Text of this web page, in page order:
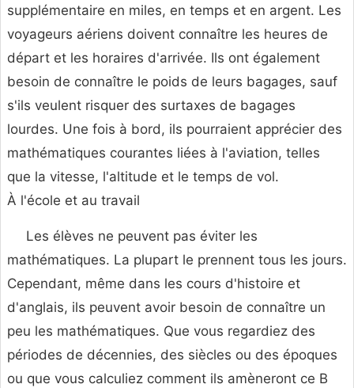
supplémentaire en miles, en temps et en argent. Les
voyageurs aériens doivent connaître les heures de
départ et les horaires d'arrivée. Ils ont également
besoin de connaître le poids de leurs bagages, sauf
s'ils veulent risquer des surtaxes de bagages
lourdes. Une fois à bord, ils pourraient apprécier des
mathématiques courantes liées à l'aviation, telles
que la vitesse, l'altitude et le temps de vol.
À l'école et au travail
Les élèves ne peuvent pas éviter les
mathématiques. La plupart le prennent tous les jours.
Cependant, même dans les cours d'histoire et
d'anglais, ils peuvent avoir besoin de connaître un
peu les mathématiques. Que vous regardiez des
périodes de décennies, des siècles ou des époques
ou que vous calculiez comment ils amèneront ce B